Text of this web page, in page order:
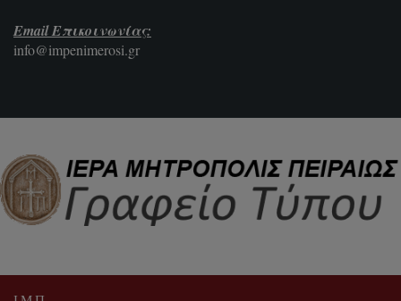
Email Επικοινωνίας:
info@impenimerosi.gr